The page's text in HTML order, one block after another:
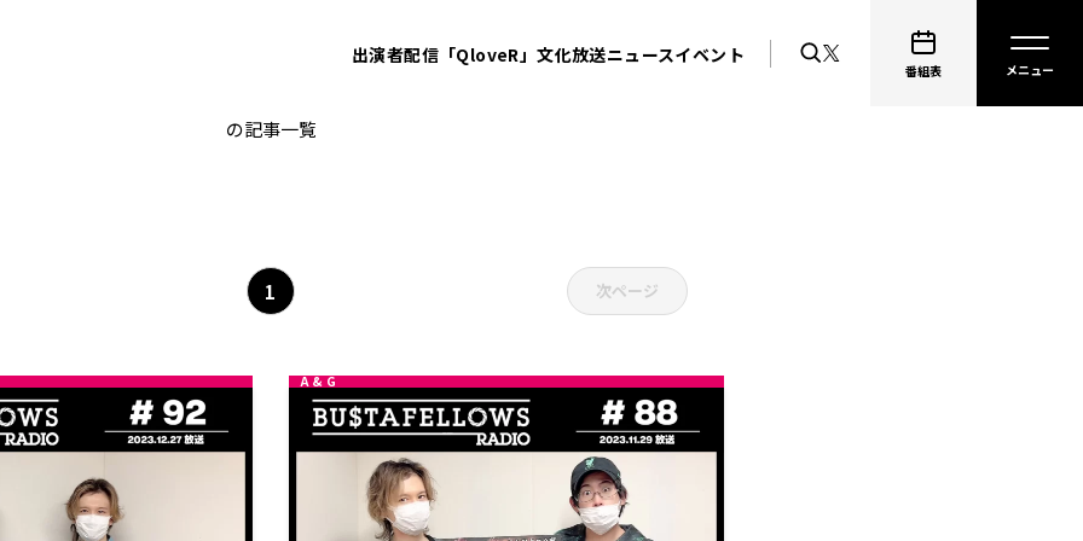
出演者配信「QloveR」文化放送ニュースイベント
番組表
BUSTAFELLOWS
の記事一覧
1 次ページ